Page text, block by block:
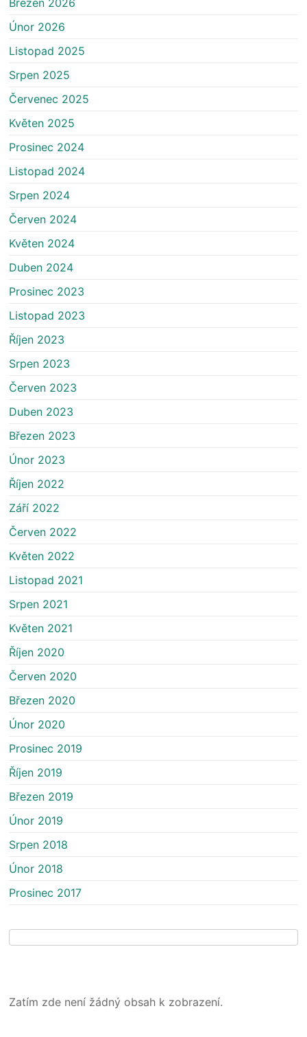
Únor 2026
Listopad 2025
Srpen 2025
Červenec 2025
Květen 2025
Prosinec 2024
Listopad 2024
Srpen 2024
Červen 2024
Květen 2024
Duben 2024
Prosinec 2023
Listopad 2023
Říjen 2023
Srpen 2023
Červen 2023
Duben 2023
Březen 2023
Únor 2023
Říjen 2022
Září 2022
Červen 2022
Květen 2022
Listopad 2021
Srpen 2021
Květen 2021
Říjen 2020
Červen 2020
Březen 2020
Únor 2020
Prosinec 2019
Říjen 2019
Březen 2019
Únor 2019
Srpen 2018
Únor 2018
Prosinec 2017
Zatím zde není žádný obsah k zobrazení.